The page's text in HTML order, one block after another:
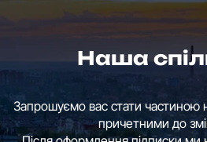
Наша
Запрошуємо вас стати частиною
причетними до